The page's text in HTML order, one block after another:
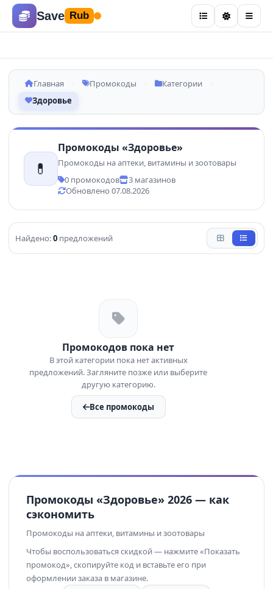
Save Rub
Главная Промокоды
Категории
Здоровье
💊
Промокоды «Здоровье»
Промокоды на аптеки, витамины и зоотовары
0 промокодов
3 магазинов
Обновлено 07.08.2026
Найдено:0 предложений
Промокодов пока нет
В этой категории пока нет активных
предложений. Загляните позже или выберите
другую категорию.
Все промокоды
Промокоды «Здоровье» 2026 — как
сэкономить
Промокоды на аптеки, витамины и зоотовары
Чтобы воспользоваться скидкой — нажмите «Показать
промокод», скопируйте код и вставьте его при
оформлении заказа в магазине.